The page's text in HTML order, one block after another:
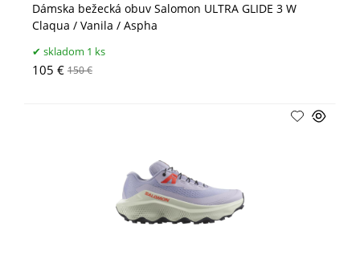
Dámska bežecká obuv Salomon ULTRA GLIDE 3 W
Claqua / Vanila / Aspha
skladom 1 ks
105 € 150 €